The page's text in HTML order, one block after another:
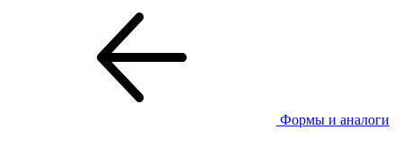
Формы и аналоги